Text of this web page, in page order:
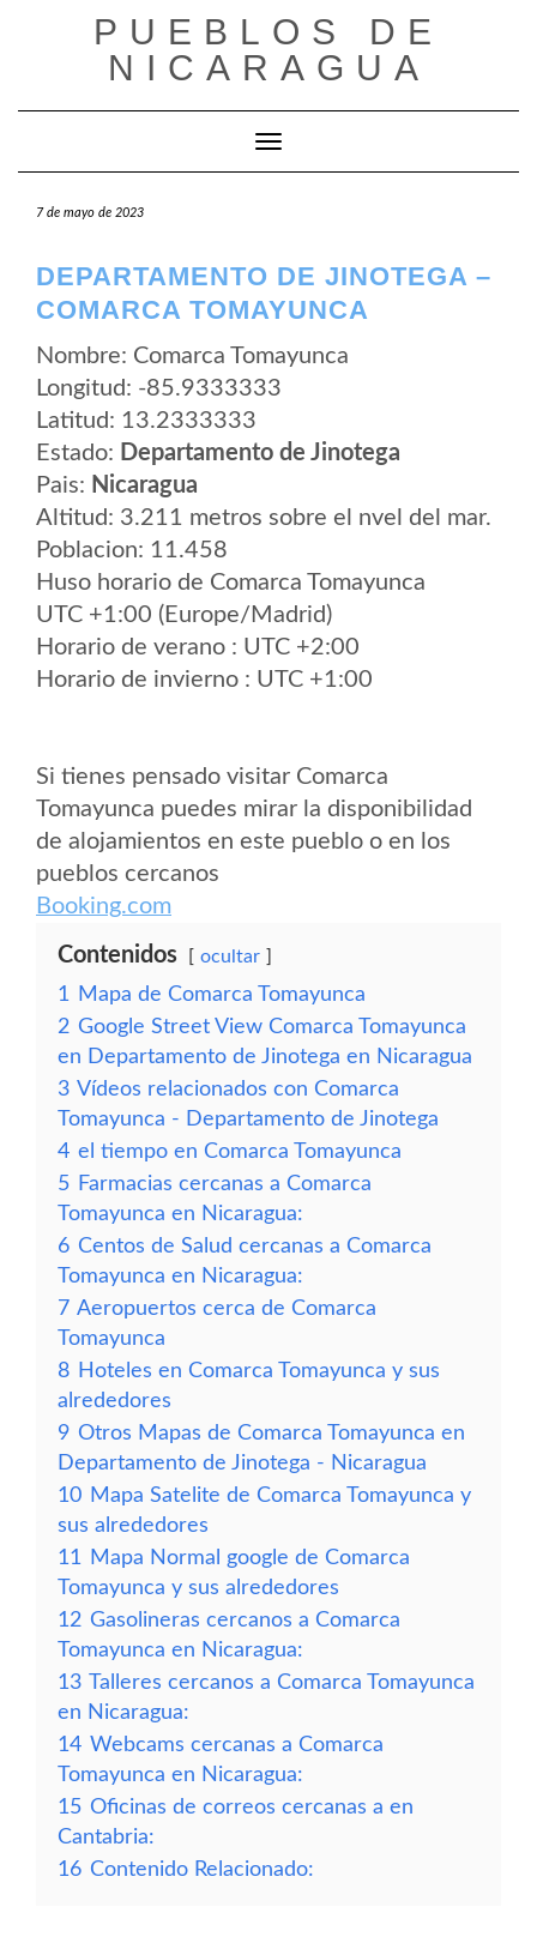
PUEBLOS DE
NICARAGUA
Cambiar modo de navegación
7 de mayo de 2023
DEPARTAMENTO DE JINOTEGA –
COMARCA TOMAYUNCA
Nombre: Comarca Tomayunca
Longitud: -85.9333333
Latitud: 13.2333333
Estado: Departamento de Jinotega
Pais: Nicaragua
Altitud: 3.211 metros sobre el nvel del mar.
Poblacion: 11.458
Huso horario de Comarca Tomayunca
UTC +1:00 (Europe/Madrid)
Horario de verano : UTC +2:00
Horario de invierno : UTC +1:00
Si tienes pensado visitar Comarca
Tomayunca puedes mirar la disponibilidad
de alojamientos en este pueblo o en los
pueblos cercanos
Booking.com
Contenidos ocultar
1
Mapa de Comarca Tomayunca
2 Google Street View Comarca Tomayunca
en Departamento de Jinotega en Nicaragua
3 Vídeos relacionados con Comarca
Tomayunca - Departamento de Jinotega
4 el tiempo en Comarca Tomayunca
5 Farmacias cercanas a Comarca
Tomayunca en Nicaragua:
6 Centos de Salud cercanas a Comarca
Tomayunca en Nicaragua:
7 Aeropuertos cerca de Comarca
Tomayunca
8 Hoteles en Comarca Tomayunca y sus
alrededores
9 Otros Mapas de Comarca Tomayunca en
Departamento de Jinotega - Nicaragua
10 Mapa Satelite de Comarca Tomayunca y
sus alrededores
11
Mapa Normal google de Comarca
Tomayunca y sus alrededores
12 Gasolineras cercanos a Comarca
Tomayunca en Nicaragua:
13 Talleres cercanos a Comarca Tomayunca
en Nicaragua:
14 Webcams cercanas a Comarca
Tomayunca en Nicaragua:
15 Oficinas de correos cercanas a en
Cantabria:
16 Contenido Relacionado: